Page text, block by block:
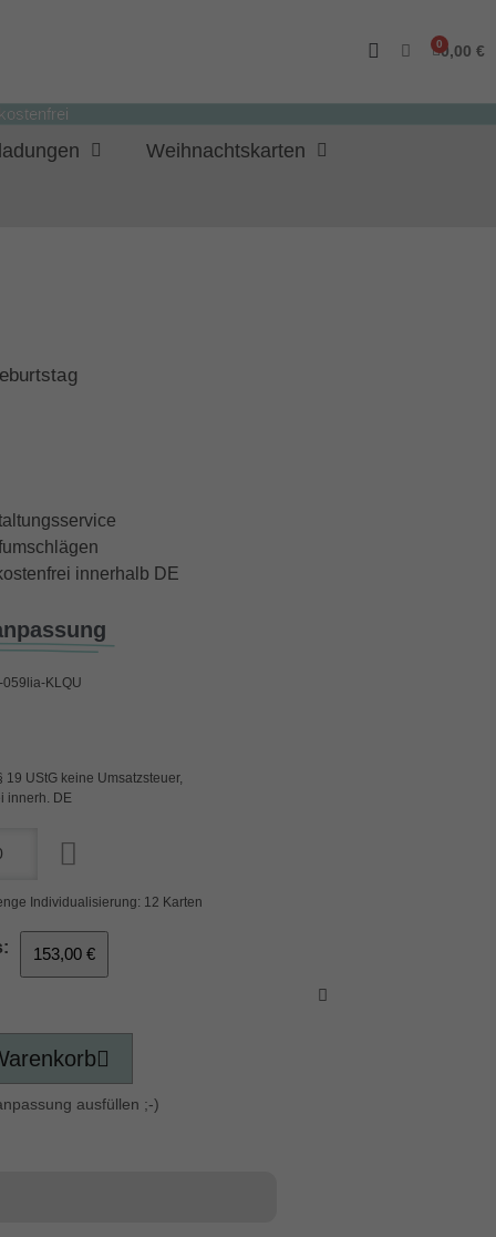
0,00 €
Weihnachtskarten
innerhalb DE
059lia-KLQU
19 UStG keine Umsatzsteuer,
innerh. DE
Individualisierung: 12 Karten
153,00 €
ausfüllen ;-)